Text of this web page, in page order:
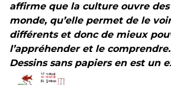
affirme que la culture ouvre
monde, qu’elle permet de le
différents et donc de mieux
l’appréhender et le
Dessins sans papiers en est un